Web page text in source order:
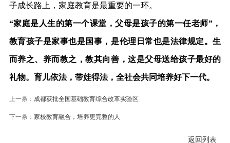
子成长路上，家庭教育是最重要的一环。
“家庭是人生的第一个课堂，父母是孩子的第一任老师”，
教育孩子是家事也是国事，是伦理日常也是法律规定。生
而养之、养而教之，教其向善，这是父母送给孩子最好的
礼物。育儿依法，带娃得法，全社会共同培养好下一代。
上一条： 成都获批全国基础教育综合改革实验区
下一条： 家校教育融合，培养更完整的人
返回列表